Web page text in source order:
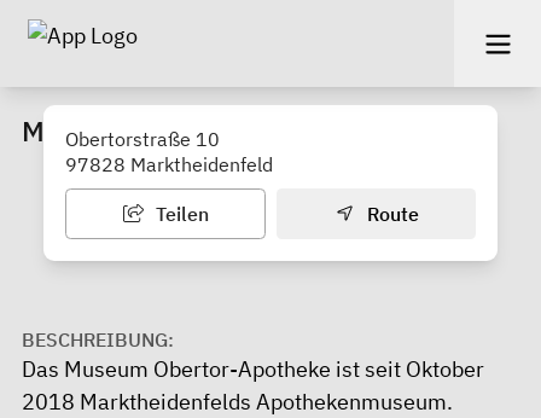
Museum Obertor-Apotheke
Obertorstraße 10
97828 Marktheidenfeld
Teilen Route
BESCHREIBUNG:
Das Museum Obertor-Apotheke ist seit Oktober
2018 Marktheidenfelds Apothekenmuseum.